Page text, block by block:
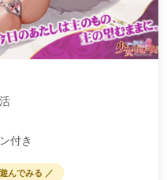
付き
んでみる ／